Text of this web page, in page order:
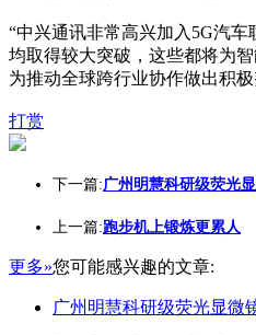
“中兴通讯非常高兴加入5G汽
均取得较大突破，这些都将为
为推动全球跨行业协作做出积极
打赏
下一篇:广州明慧科研级荧光
上一篇:跑步机上锻炼更累人
更多»您可能感兴趣的文章:
广州明慧科研级荧光显微